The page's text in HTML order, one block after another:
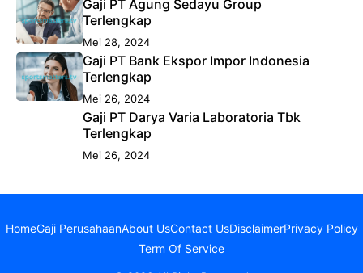
Gaji PT Agung Sedayu Group
Terlengkap
Mei 28, 2024
Gaji PT Bank Ekspor Impor Indonesia
Terlengkap
Mei 26, 2024
Gaji PT Darya Varia Laboratoria Tbk
Terlengkap
Mei 26, 2024
HomeGaji PerusahaanAbout UsContact UsDisclaimerPrivacy Policy
Term Of Service